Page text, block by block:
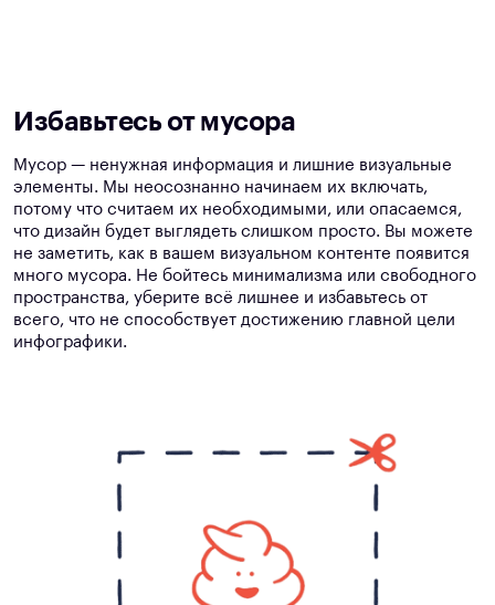
Избавьтесь от мусора
Мусор — ненужная информация и лишние визуальные
элементы. Мы неосознанно начинаем их включать,
потому что считаем их необходимыми, или опасаемся,
что дизайн будет выглядеть слишком просто. Вы можете
не заметить, как в вашем визуальном контенте появится
много мусора. Не бойтесь минимализма или свободного
пространства, уберите всё лишнее и избавьтесь от
всего, что не способствует достижению главной цели
инфографики.